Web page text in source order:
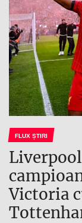
FLUX ȘTIRI
Victoria